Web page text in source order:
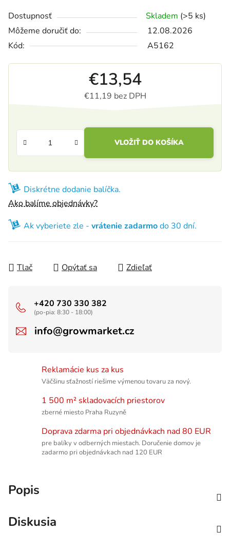
Dostupnosť Skladem (>5 ks)
Môžeme doručiť do:
12.08.2026
Kód:
A5162
€13,54
€11,19 bez DPH
VLOŽIŤ DO KOŠÍKA
Diskrétne dodanie balíčka.
Ako balíme objednávky?
Ak vyberiete zle - vrátenie zadarmodo 30 dní.
Tlač Opýtať sa Zdieľať
+420 730 330 382
(po-pia: 8:30 - 18:00)
info@growmarket.cz
Reklamácie kus za kus
Väčšinu sťažností riešime výmenou tovaru za nový.
1 500 m² skladovacích priestorov
zberné miesto Praha Ruzyně
Doprava zdarma pri objednávkach nad 80 EUR
pre balíky v odberných miestach. Doručenie domov je
zadarmo pri objednávkach nad 120 EUR
Popis
Diskusia